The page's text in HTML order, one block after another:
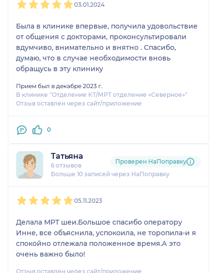
03.01.2024
Была в клинике впервые, получила удовольствие
от общения с докторами, проконсультировали
вдумчиво, внимательно и внятно . Спасибо,
думаю, что в случае необходимости вновь
обращусь в эту клинику
Прием был в декабре 2023 г.
В клинике "Отделение КТ/МРТ отделение «Северное»"
Отзыв оставлен через сайт/приложение
0
Татьяна
6 отзывов
Больше 10 записей через НаПоправку
Проверен НаПоправку
05.11.2023
Делала МРТ шеи.Большое спасибо оператору
Инне, все объяснила, успокоила, не торопила-и я
спокойно отлежала положенное время.А это
очень важно было!
Отзыв оставлен через сайт/приложение